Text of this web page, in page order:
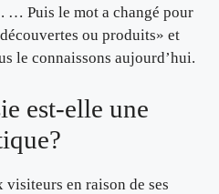
… Puis le mot a changé pour
ou produits» et
le connaissons aujourd’hui.
est-elle une
en raison de ses